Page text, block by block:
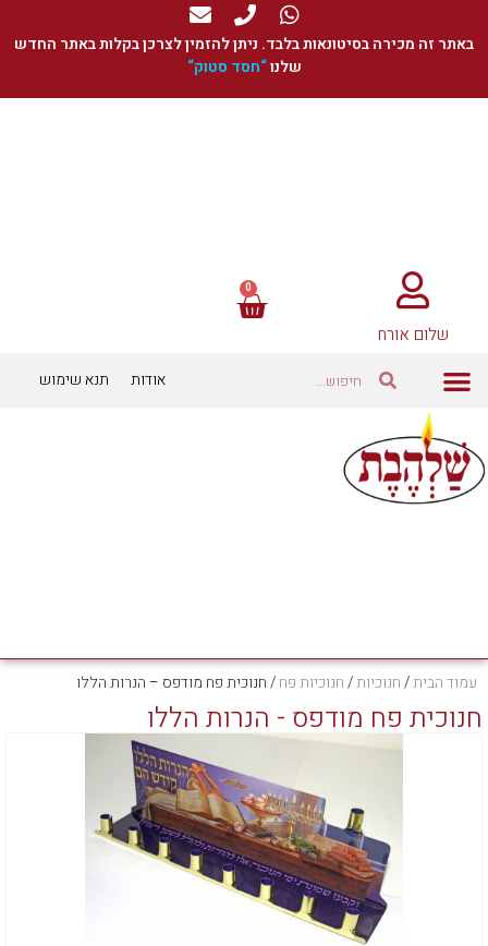
באתר זה מכירה בסיטונאות בלבד. ניתן להזמין לצרכן בקלות באתר החדש
שלנו“חסד סטוק“
שלום אורח
אודות תנא שימוש
עמוד הבית/חנוכיות/חנוכיות פח/ חנוכית פח מודפס – הנרות הללו
חנוכית פח מודפס - הנרות הללו